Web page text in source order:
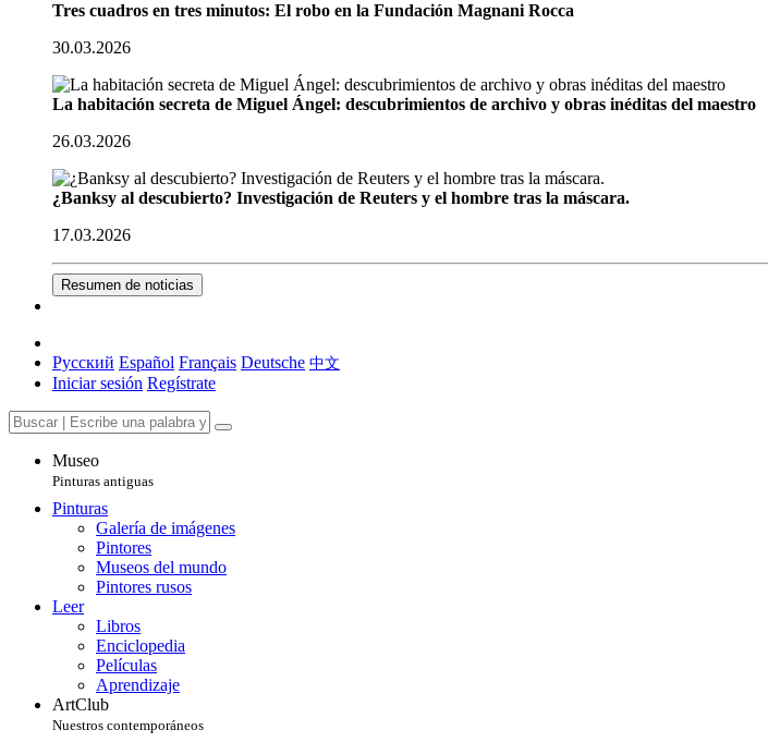
Tres cuadros en tres minutos: El robo en la Fundación Magnani Rocca
30.03.2026
La habitación secreta de Miguel Ángel: descubrimientos de archivo y obras inéditas del maestro
26.03.2026
¿Banksy al descubierto? Investigación de Reuters y el hombre tras la máscara.
17.03.2026
Resumen de noticias
Русский Español Français Deutsche 中文
Iniciar sesión Regístrate
Museo
Pinturas antiguas
Pinturas
Galería de imágenes
Pintores
Museos del mundo
Pintores rusos
Leer
Libros
Enciclopedia
Películas
Aprendizaje
ArtClub
Nuestros contemporáneos